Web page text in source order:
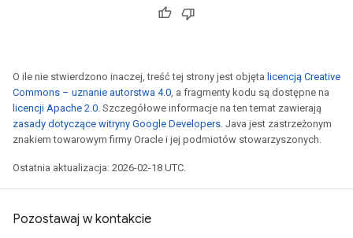
O ile nie stwierdzono inaczej, treść tej strony jest objęta licencją Creative
Commons – uznanie autorstwa 4.0, a fragmenty kodu są dostępne na
licencji Apache 2.0. Szczegółowe informacje na ten temat zawierają
zasady dotyczące witryny Google Developers. Java jest zastrzeżonym
znakiem towarowym firmy Oracle i jej podmiotów stowarzyszonych.
Ostatnia aktualizacja: 2026-02-18 UTC.
Pozostawaj w kontakcie